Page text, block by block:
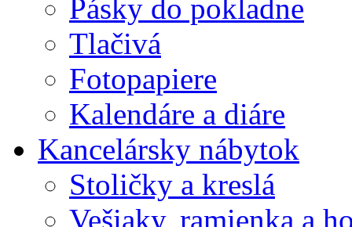
Pásky do pokladne
Tlačivá
Fotopapiere
Kalendáre a diáre
Kancelársky nábytok
Stoličky a kreslá
Vešiaky, ramienka a